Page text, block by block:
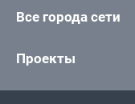
Все города сети
Проекты